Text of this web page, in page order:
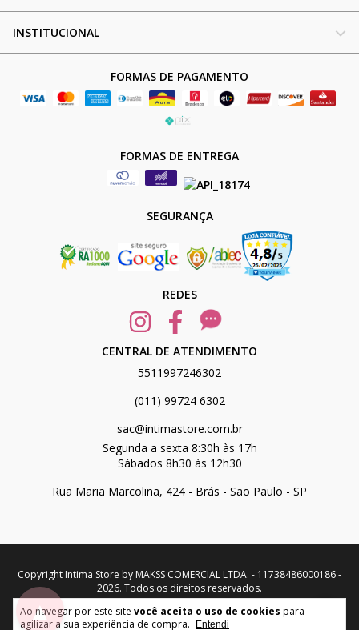
Ao navegar por este site você aceita o uso de cookies para
agilizar a sua experiência de compra.
Entendi
INSTITUCIONAL
FORMAS DE PAGAMENTO
FORMAS DE ENTREGA
SEGURANÇA
REDES
CENTRAL DE ATENDIMENTO
5511997246302
(011) 99724 6302
sac@intimastore.com.br
Segunda a sexta 8:30h às 17h
Sábados 8h30 às 12h30
Rua Maria Marcolina, 424 - Brás - São Paulo - SP
Copyright Intima Store by MAKSS COMERCIAL LTDA. - 11738486000186 -
2026. Todos os direitos reservados.
▲